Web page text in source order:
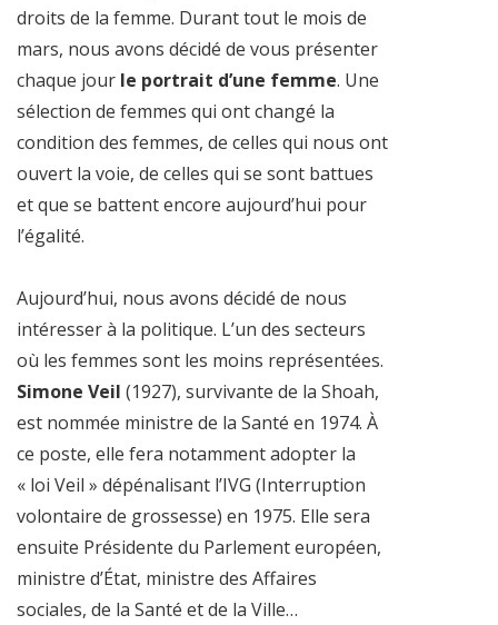
droits de la femme. Durant tout le mois de
mars, nous avons décidé de vous présenter
chaque jour le portrait d’une femme. Une
sélection de femmes qui ont changé la
condition des femmes, de celles qui nous ont
ouvert la voie, de celles qui se sont battues
et que se battent encore aujourd’hui pour
l’égalité.
Aujourd’hui, nous avons décidé de nous
intéresser à la politique. L’un des secteurs
où les femmes sont les moins représentées.
Simone Veil (1927), survivante de la Shoah,
est nommée ministre de la Santé en 1974. À
ce poste, elle fera notamment adopter la
« loi Veil » dépénalisant l’IVG (Interruption
volontaire de grossesse) en 1975. Elle sera
ensuite Présidente du Parlement européen,
ministre d’État, ministre des Affaires
sociales, de la Santé et de la Ville…